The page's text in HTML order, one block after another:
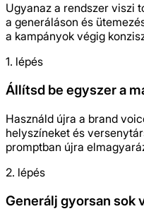
Ugyanaz a rendszer viszi
a generáláson és
a kampányok végig
1. lépés
Állítsd be egyszer a
Használd újra a brand
helyszíneket és
promptban újra
2. lépés
Generálj gyorsan sok